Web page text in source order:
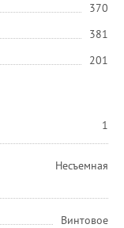
370
381
201
1
Несъемная
Винтовое